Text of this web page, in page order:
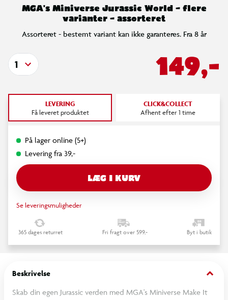
MGA's Miniverse Jurassic World – flere
varianter – assorteret
Assorteret - bestemt variant kan ikke garanteres. Fra 8 år
149,-
1
LEVERING
Få leveret produktet
CLICK&COLLECT
Afhent efter 1 time
På lager online (5+)
Levering fra 39,-
LÆG I KURV
Se leveringsmuligheder
365 dages returret Fri fragt over 599,- Byt i butik
Beskrivelse keyboard_arrow_down
Skab din egen Jurassic verden med MGA's Miniverse Make It